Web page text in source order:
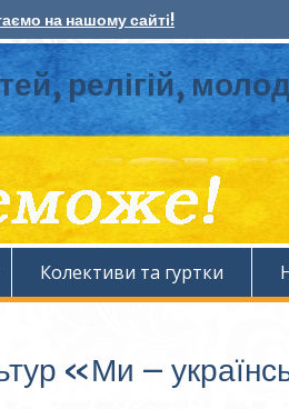
на нашому сайті!
релігій,
Колективи та гуртки
«Ми –